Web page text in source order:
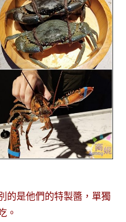
的是他們的特製醬，單獨
。